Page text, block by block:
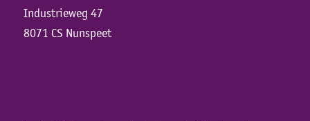
Industrieweg 47
8071 CS Nunspeet